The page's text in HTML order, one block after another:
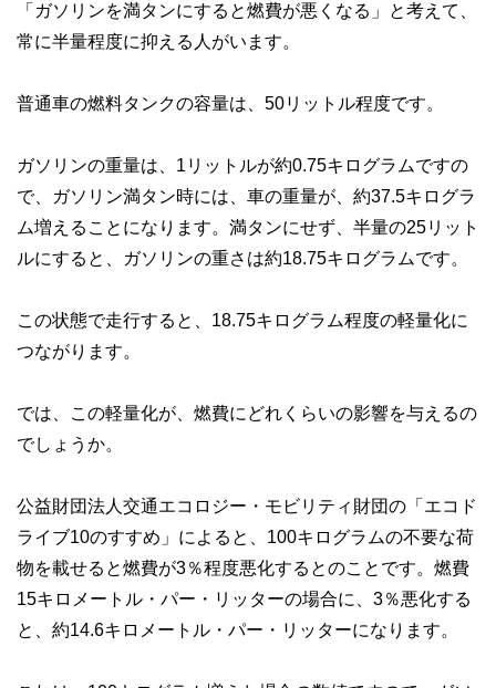
このように編集経験豊富なメンバーと金融や経済に精通した
執筆者・監修者による執筆体制を築くことで、内容のわかり
やすさはもちろんのこと、読み応えのあるコンテンツと確か
私たちは、快適でより良い生活のアイデアを提供するお金の
「ガソリンを満タンにすると燃費が悪くなる」と考えて、
常に半量程度に抑える人がいます。
普通車の燃料タンクの容量は、50リットル程度です。
ガソリンの重量は、1リットルが約0.75キログラムですの
で、ガソリン満タン時には、車の重量が、約37.5キログラ
ム増えることになります。満タンにせず、半量の25リット
ルにすると、ガソリンの重さは約18.75キログラムです。
この状態で走行すると、18.75キログラム程度の軽量化に
つながります。
では、この軽量化が、燃費にどれくらいの影響を与えるの
でしょうか。
公益財団法人交通エコロジー・モビリティ財団の「エコド
ライブ10のすすめ」によると、100キログラムの不要な荷
物を載せると燃費が3％程度悪化するとのことです。燃費
15キロメートル・パー・リッターの場合に、3％悪化する
と、約14.6キロメートル・パー・リッターになります。